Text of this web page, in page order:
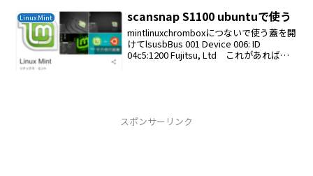
Linux Mint scansnap S1100 ubuntuで使う
mintlinuxchromboxにつないで使う蓋を開
けてlsusbBus 001 Device 006: ID
04c5:1200 Fujitsu, Ltd これがあれば認
スポンサーリンク